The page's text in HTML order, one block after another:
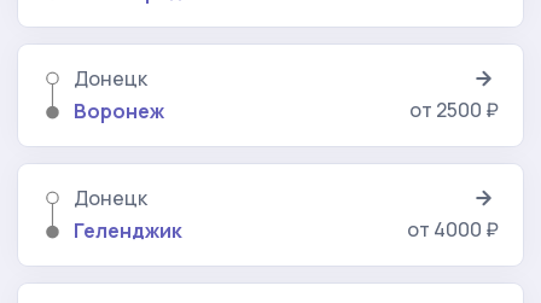
Донецк
Воронеж
от 2500 ₽
Донецк
Геленджик
от 4000 ₽